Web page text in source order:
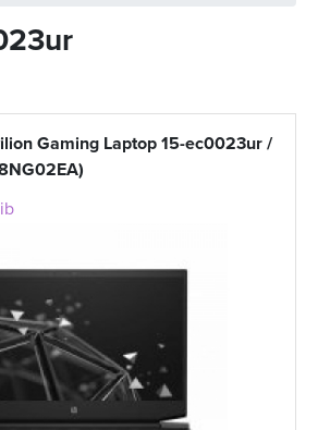
Gaming Laptop 15-ec0023ur /